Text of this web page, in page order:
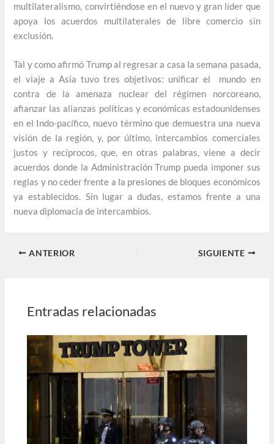
multilateralismo, convirtiéndose en el nuevo y gran líder que
apoya los acuerdos multilaterales de libre comercio sin
exclusión.
Tal y como afirmó Trump al regresar a casa la semana pasada,
el viaje a Asia tuvo tres objetivos: unificar el mundo en
contra de la amenaza nuclear del régimen norcoreano,
afianzar las alianzas políticas y económicas estadounidenses
en el Indo-pacífico, nuevo término que demuestra una nueva
visión de la región, y, por último, intercambios comerciales
justos y recíprocos, que, en otras palabras, viene a decir
acuerdos donde la Administración Trump pueda imponer sus
reglas y no ceder frente a la presiones de bloques económicos
ya establecidos. Sin lugar a dudas, estamos frente a una
nueva diplomacia de intercambios.
ANTERIOR SIGUIENTE
Entradas relacionadas